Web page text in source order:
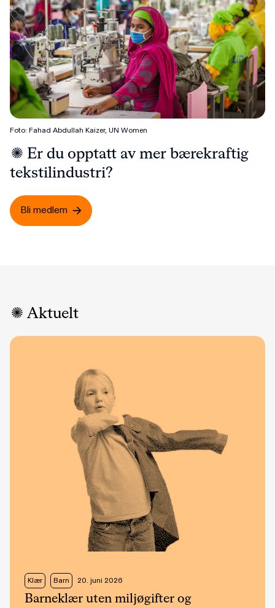
Foto: Fahad Abdullah Kaizer, UN Women
Er du opptatt av mer bærekraftig
tekstilindustri?
Bli medlem
Aktuelt
Klær Barn 20. juni 2026
Barneklær uten miljøgifter og